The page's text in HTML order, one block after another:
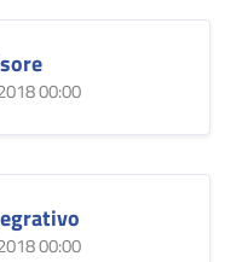
00:00
00:00